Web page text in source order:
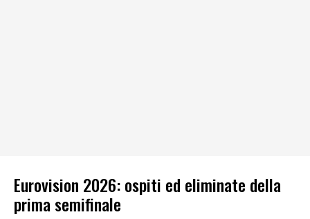
Eurovision 2026: ospiti ed eliminate della
prima semifinale